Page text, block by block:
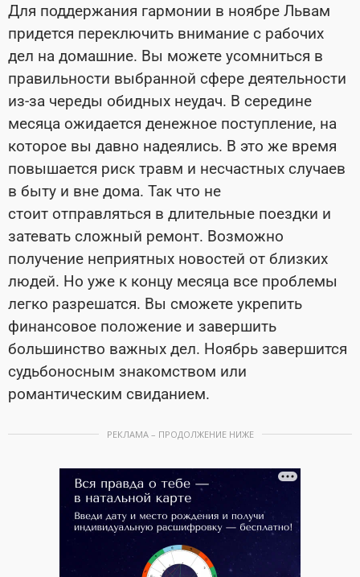
Для поддержания гармонии в ноябре Львам
придется переключить внимание с рабочих
дел на домашние. Вы можете усомниться в
правильности выбранной сфере деятельности
из-за череды обидных неудач. В середине
месяца ожидается денежное поступление, на
которое вы давно надеялись. В это же время
повышается риск травм и несчастных случаев
в быту и вне дома. Так что не
стоит отправляться в длительные поездки и
затевать сложный ремонт. Возможно
получение неприятных новостей от близких
людей. Но уже к концу месяца все проблемы
легко разрешатся. Вы сможете укрепить
финансовое положение и завершить
большинство важных дел. Ноябрь завершится
судьбоносным знакомством или
романтическим свиданием.
РЕКЛАМА – ПРОДОЛЖЕНИЕ НИЖЕ